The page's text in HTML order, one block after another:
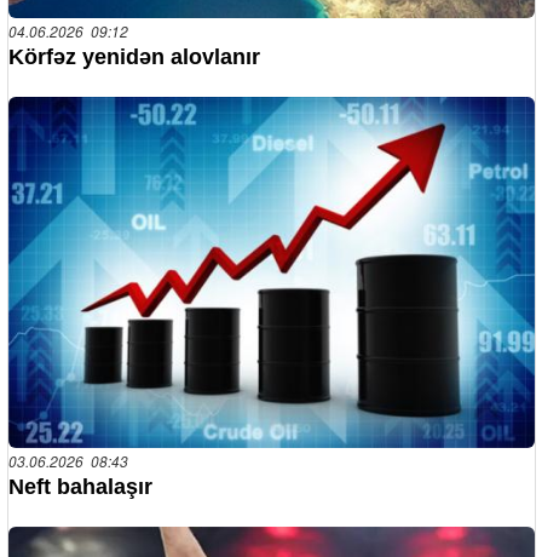
04.06.2026 09:12
Körfəz yenidən alovlanır
03.06.2026 08:43
Neft bahalaşır